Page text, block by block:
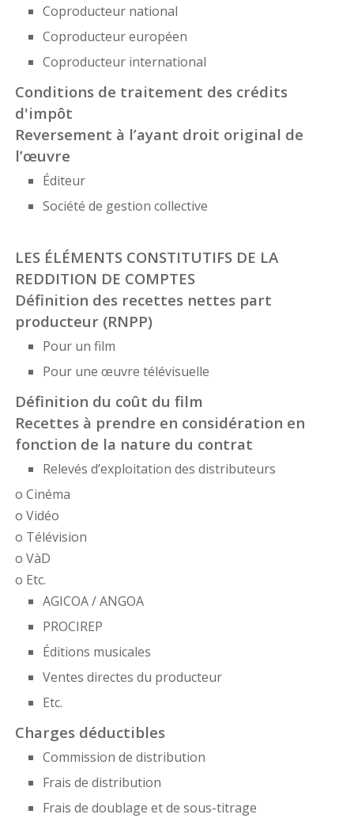
Coproducteur national
Coproducteur européen
Coproducteur international
Conditions de traitement des crédits
d'impôt
Reversement à l’ayant droit original de
l’œuvre
Éditeur
Société de gestion collective
LES ÉLÉMENTS CONSTITUTIFS DE LA
REDDITION DE COMPTES
Définition des recettes nettes part
producteur (RNPP)
Pour un film
Pour une œuvre télévisuelle
Définition du coût du film
Recettes à prendre en considération en
fonction de la nature du contrat
Relevés d’exploitation des distributeurs
o Cinéma
o Vidéo
o Télévision
o VàD
o Etc.
AGICOA / ANGOA
PROCIREP
Éditions musicales
Ventes directes du producteur
Etc.
Charges déductibles
Commission de distribution
Frais de distribution
Frais de doublage et de sous-titrage